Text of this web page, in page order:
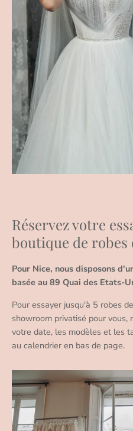
Réservez votre
boutique de robes
Pour Nice, nous disposons
basée au 89 Quai des Etats-
Pour essayer jusqu'à 5 robes
showroom privatisé pour vous,
votre date, les modèles et les
au calendrier en bas de page.